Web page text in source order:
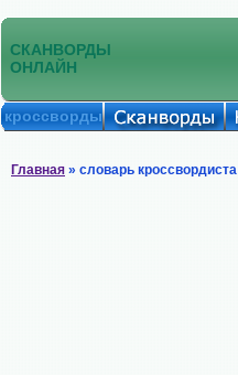
СКАНВОРДЫ
ОНЛАЙН
кроссворды
Главная » словарь кроссвордиста